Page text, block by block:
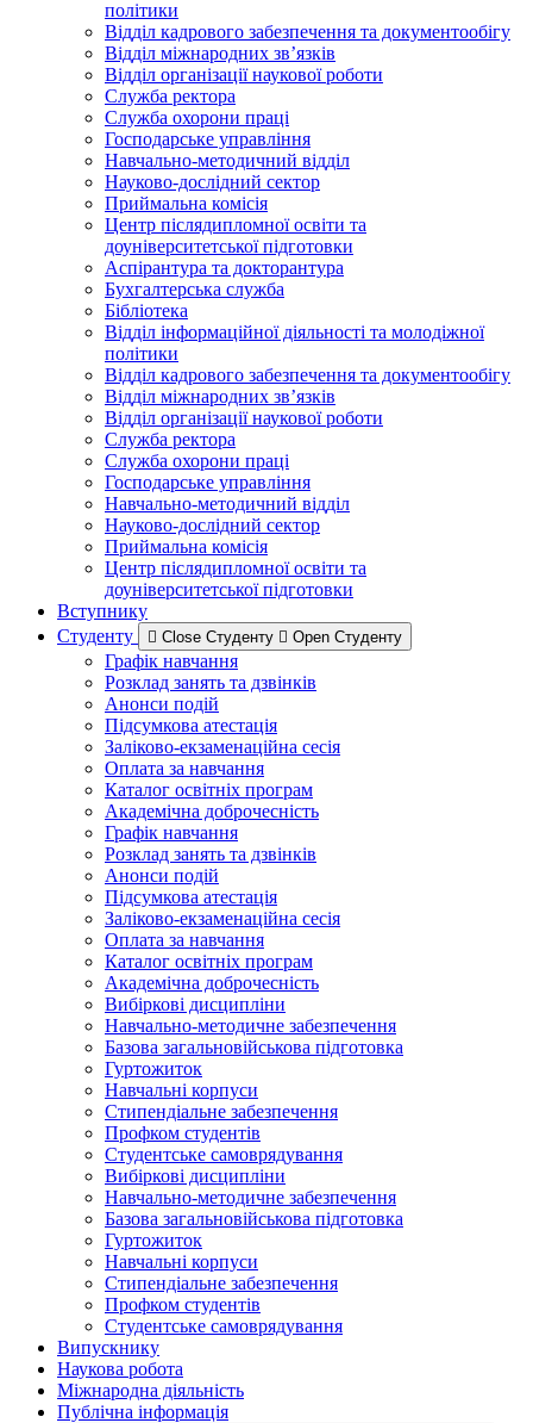
політики
Відділ кадрового забезпечення та документообігу
Відділ міжнародних зв’язків
Відділ організації наукової роботи
Служба ректора
Служба охорони праці
Господарське управління
Навчально-методичний відділ
Науково-дослідний сектор
Приймальна комісія
Центр післядипломної освіти та
доуніверситетської підготовки
Аспірантура та докторантура
Бухгалтерська служба
Бібліотека
Відділ інформаційної діяльності та молодіжної
політики
Відділ кадрового забезпечення та документообігу
Відділ міжнародних зв’язків
Відділ організації наукової роботи
Служба ректора
Служба охорони праці
Господарське управління
Навчально-методичний відділ
Науково-дослідний сектор
Приймальна комісія
Центр післядипломної освіти та
доуніверситетської підготовки
Вступнику
Студенту
Close Студенту Open Студенту
Графік навчання
Розклад занять та дзвінків
Анонси подій
Підсумкова атестація
Заліково-екзаменаційна сесія
Оплата за навчання
Каталог освітніх програм
Академічна доброчесність
Графік навчання
Розклад занять та дзвінків
Анонси подій
Підсумкова атестація
Заліково-екзаменаційна сесія
Оплата за навчання
Каталог освітніх програм
Академічна доброчесність
Вибіркові дисципліни
Навчально-методичне забезпечення
Базова загальновійськова підготовка
Гуртожиток
Навчальні корпуси
Стипендіальне забезпечення
Профком студентів
Студентське самоврядування
Вибіркові дисципліни
Навчально-методичне забезпечення
Базова загальновійськова підготовка
Гуртожиток
Навчальні корпуси
Стипендіальне забезпечення
Профком студентів
Студентське самоврядування
Випускнику
Наукова робота
Міжнародна діяльність
Публічна інформація